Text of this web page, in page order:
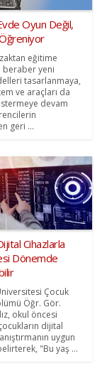
Oyun Değil,
eğitime
beraber yeni
tasarlanmaya,
ve araçları da
devam
geri ...
Cihazlarla
Dönemde
Çocuk
Öğr. Gör.
okul öncesi
dijital
uygun
"Bu yaş ...